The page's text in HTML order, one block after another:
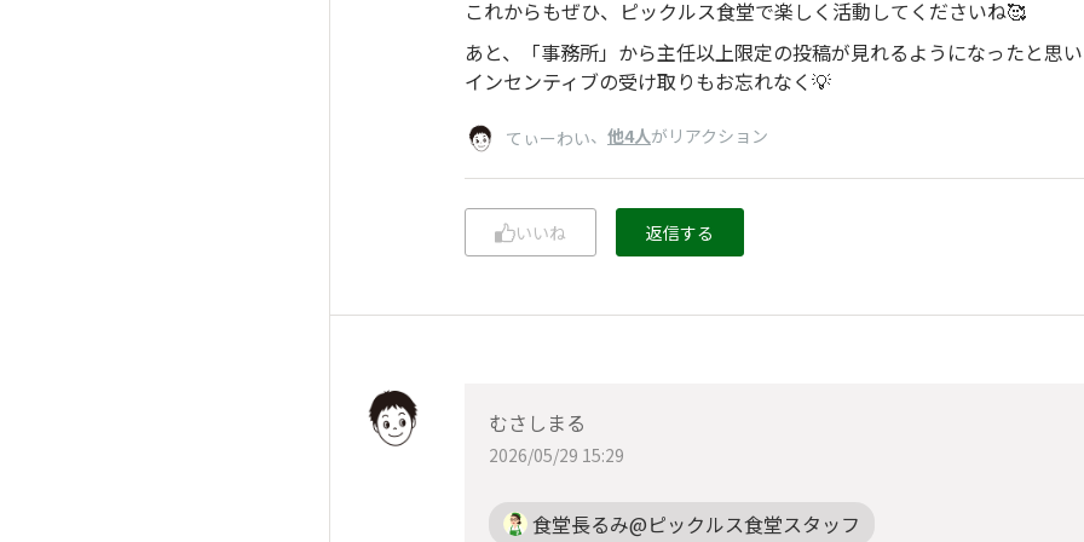
これからもぜひ、ピックルス食堂で楽しく活動してくださいね🥰
あと、「事務所」から主任以上限定の投稿が見れるようになったと思
インセンティブの受け取りもお忘れなく💡
てぃーわい、 他4人がリアクション
いいね 返信する
むさしまる
2026/05/29 15:29
食堂長るみ@ピックルス食堂スタッフ